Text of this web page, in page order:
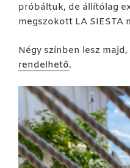
próbáltuk, de állítólag
megszokott LA SIESTA
Négy színben lesz
rendelhető.